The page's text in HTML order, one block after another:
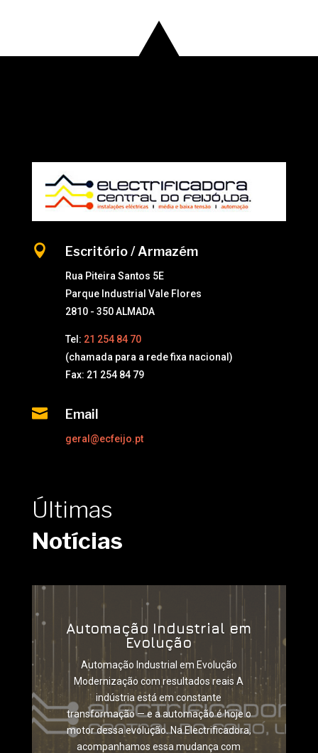
 Escritório / Armazém
Rua Piteira Santos 5E
Parque Industrial Vale Flores
2810 - 350 ALMADA
Tel: 21 254 84 70
(chamada para a rede fixa nacional)
Fax: 21 254 84 79
 Email
geral@ecfeijo.pt
Últimas
Notícias
Automação Industrial em
Evolução
Automação Industrial em Evolução
Modernização com resultados reais A
indústria está em constante
transformação — e a automação é hoje o
motor dessa evolução. Na Electrificadora,
acompanhamos essa mudança com